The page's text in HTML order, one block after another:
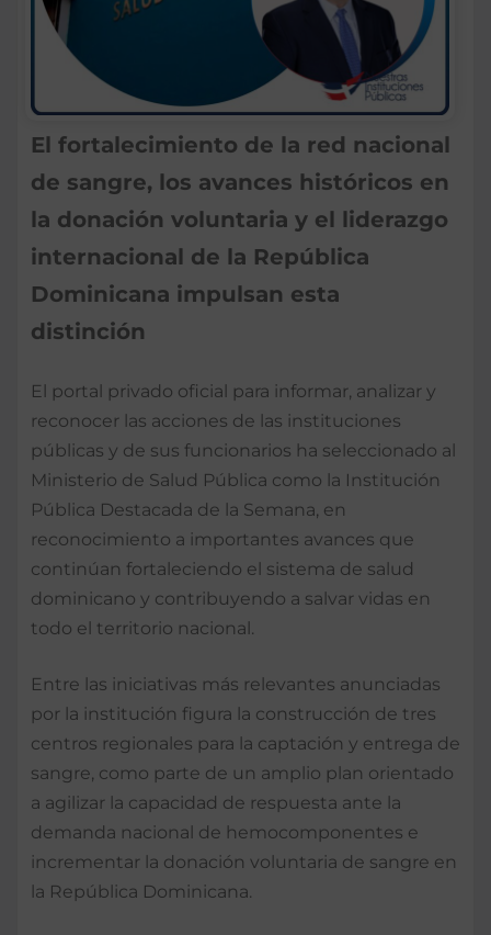
El fortalecimiento de la red nacional
de sangre, los avances históricos en
la donación voluntaria y el liderazgo
internacional de la República
Dominicana impulsan esta
distinción
El portal privado oficial para informar, analizar y
reconocer las acciones de las instituciones
públicas y de sus funcionarios ha seleccionado al
Ministerio de Salud Pública como la Institución
Pública Destacada de la Semana, en
reconocimiento a importantes avances que
continúan fortaleciendo el sistema de salud
dominicano y contribuyendo a salvar vidas en
todo el territorio nacional.
Entre las iniciativas más relevantes anunciadas
por la institución figura la construcción de tres
centros regionales para la captación y entrega de
sangre, como parte de un amplio plan orientado
a agilizar la capacidad de respuesta ante la
demanda nacional de hemocomponentes e
incrementar la donación voluntaria de sangre en
la República Dominicana.